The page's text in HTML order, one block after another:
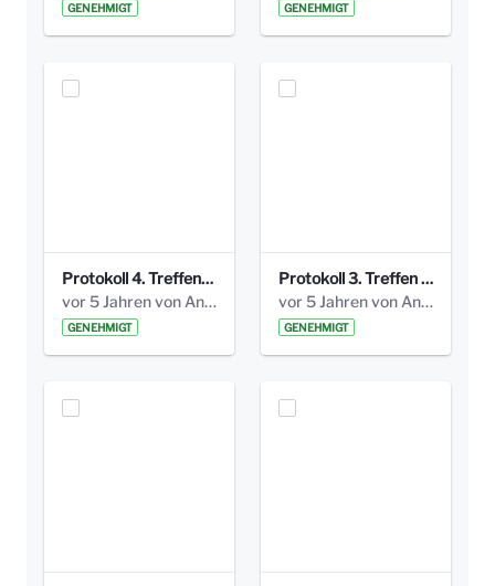
GENEHMIGT GENEHMIGT
Protokoll 4. Treffen_20141113 AG Bismarckplatz.pdf
vor 5 Jahren von Anni Schlumberger
GENEHMIGT
Protokoll 3. Treffen 20141016 AG Bismarckplatz.pdf
vor 5 Jahren von Anni Schlumberger
GENEHMIGT